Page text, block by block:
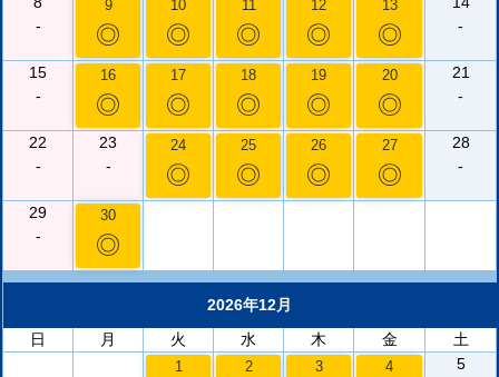
-
9
◎
10
◎
11
◎
12
◎
13
◎
-
15
-
16
◎
17
◎
18
◎
19
◎
20
◎
21
-
22
-
23
-
24
◎
25
◎
26
◎
27
◎
28
-
29
-
30
◎
2026年12月
日
月 火 水 木 金 土
1 2 3 4
5